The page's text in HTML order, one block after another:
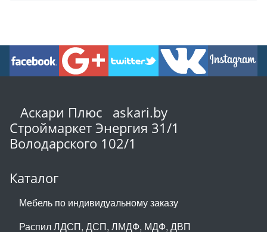
Аскари Плюс askari.by
Строймаркет Энергия 31/1
Володарского 102/1
Каталог
Мебель по индивидуальному заказу
Распил ЛДСП, ДСП, ЛМДФ, МДФ, ДВП